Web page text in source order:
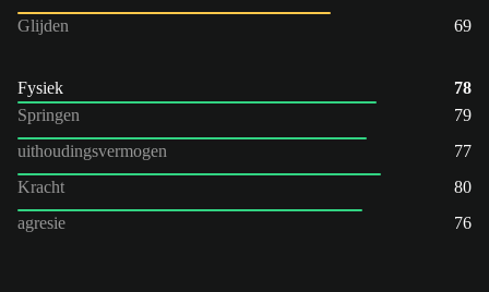
Glijden
69
Fysiek
78
Springen
79
uithoudingsvermogen
77
Kracht
80
agresie
76